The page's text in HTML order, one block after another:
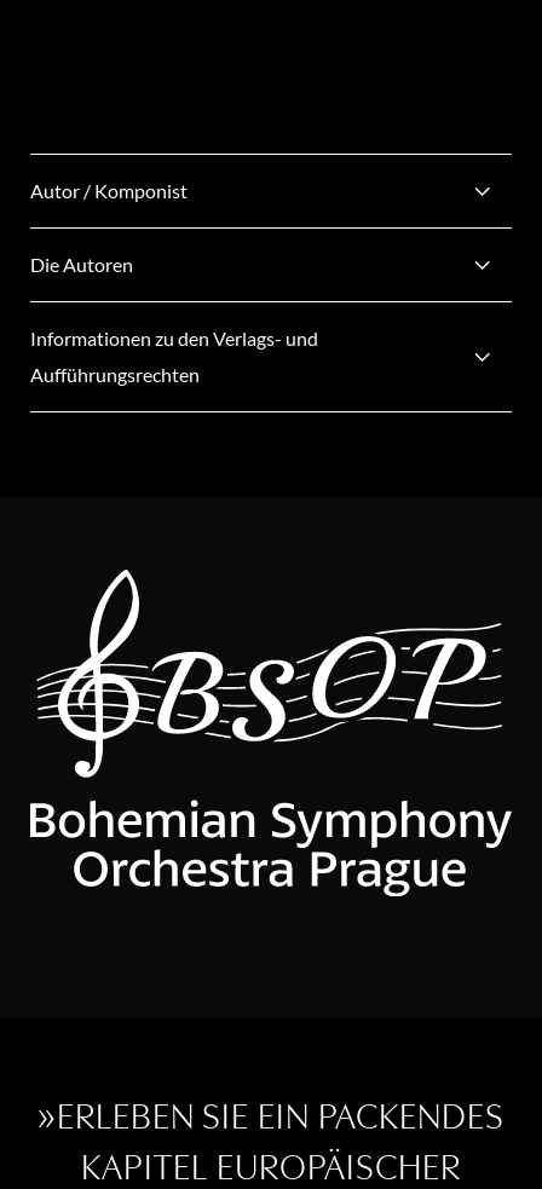
Autor / Komponist
Die Autoren
Informationen zu den Verlags- und
Aufführungsrechten
»ERLEBEN SIE EIN PACKENDES
KAPITEL EUROPÄISCHER